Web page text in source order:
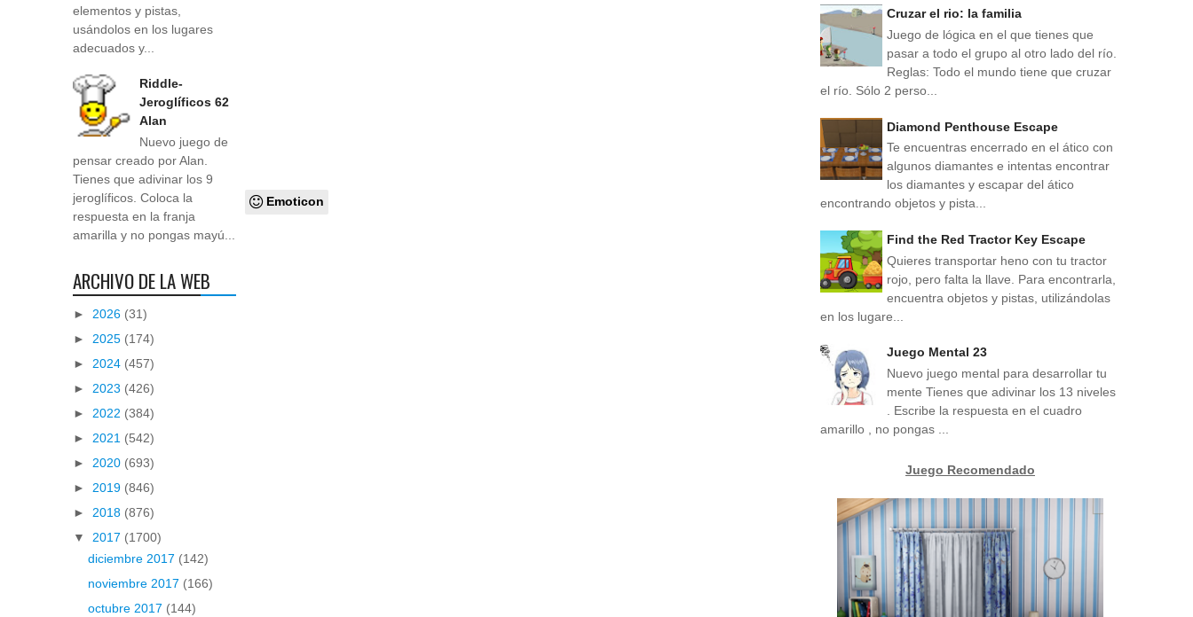
Emoticon
elementos y pistas,
usándolos en los lugares
adecuados y...
Riddle-
Jeroglíficos 62
Alan
Nuevo juego de
pensar creado por Alan.
Tienes que adivinar los 9
jeroglíficos. Coloca la
respuesta en la franja
amarilla y no pongas mayú...
ARCHIVO DE LA WEB
► 2026 (31)
► 2025 (174)
► 2024 (457)
► 2023 (426)
► 2022 (384)
► 2021 (542)
► 2020 (693)
► 2019 (846)
► 2018 (876)
▼ 2017 (1700)
diciembre 2017 (142)
noviembre 2017 (166)
octubre 2017 (144)
Cruzar el rio: la familia
Juego de lógica en el que tienes que
pasar a todo el grupo al otro lado del río.
Reglas: Todo el mundo tiene que cruzar
el río. Sólo 2 perso...
Diamond Penthouse Escape
Te encuentras encerrado en el ático con
algunos diamantes e intentas encontrar
los diamantes y escapar del ático
encontrando objetos y pista...
Find the Red Tractor Key Escape
Quieres transportar heno con tu tractor
rojo, pero falta la llave. Para encontrarla,
encuentra objetos y pistas, utilizándolas
en los lugare...
Juego Mental 23
Nuevo juego mental para desarrollar tu
mente Tienes que adivinar los 13 niveles
. Escribe la respuesta en el cuadro
amarillo , no pongas ...
Juego Recomendado